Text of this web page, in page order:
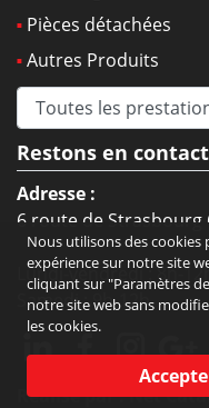
Pièces détachées
Autres Produits
Restons en contact
Adresse :
6 route de Strasbourg
Lundi-vendredi : 8h-
Samedi : 9h-12h
Réalisé par :Net
Nous utilisons des
expérience sur notre site
cliquant sur "Paramètres
notre site web sans
les cookies.